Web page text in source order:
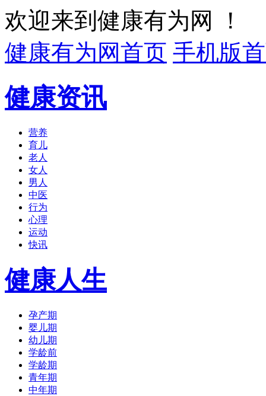
欢迎来到健康有为网 ！
健康有为网首页 手机版
健康资讯
营养
育儿
老人
女人
男人
中医
行为
心理
运动
快讯
健康人生
孕产期
婴儿期
幼儿期
学龄前
学龄期
青年期
中年期